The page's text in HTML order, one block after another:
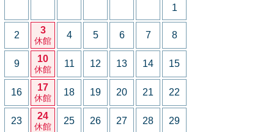
1
2 3
休館
4 5 6 7 8
9 10
休館
11 12 13 14 15
16 17
休館
18 19 20 21 22
23 24
休館
25 26 27 28 29